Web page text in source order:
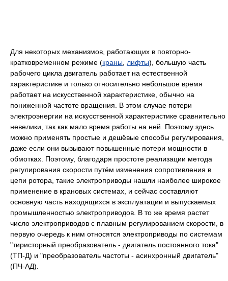
Для некоторых механизмов, работающих в повторно-
кратковременном режиме (краны лифты), большую часть
рабочего цикла двигатель работает на естественной
характеристике и только относительно небольшое время
работает на искусственной характеристике, обычно на
пониженной частоте вращения. В этом случае потери
электроэнергии на искусственной характеристике сравнительно
невелики, так как мало время работы на ней. Поэтому здесь
можно применять простые и дешёвые способы регулирования,
даже если они вызывают повышенные потери мощности в
обмотках. Поэтому, благодаря простоте реализации метода
регулирования скорости путём изменения сопротивления в
цепи ротора, такие электроприводы нашли наиболее широкое
применение в крановых системах, и сейчас составляют
основную часть находящихся в эксплуатации и выпускаемых
промышленностью электроприводов. В то же время растет
число электроприводов с плавным регулированием скорости, в
первую очередь к ним относятся электроприводы по системам
"тиристорный преобразователь - двигатель постоянного тока"
(ТП-Д) и "преобразователь частоты - асинхронный двигатель"
(ПЧ-АД).